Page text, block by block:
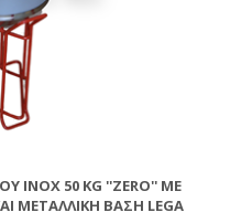
ΙΝΟΧ 50 KG ''ZERO'' ΜΕ
ΜΕΤΑΛΛΙΚΉ ΒΆΣΗ LEGA